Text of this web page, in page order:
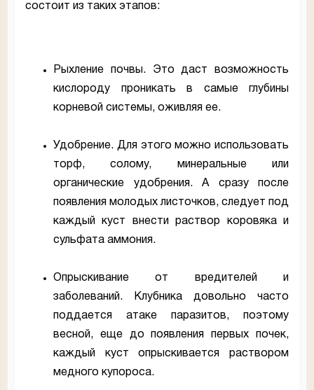
состоит из таких этапов:
Рыхление почвы. Это даст возможность
кислороду проникать в самые глубины
корневой системы, оживляя ее.
Удобрение. Для этого можно использовать
торф, солому, минеральные или
органические удобрения. А сразу после
появления молодых листочков, следует под
каждый куст внести раствор коровяка и
сульфата аммония.
Опрыскивание от вредителей и
заболеваний. Клубника довольно часто
поддается атаке паразитов, поэтому
весной, еще до появления первых почек,
каждый куст опрыскивается раствором
медного купороса.